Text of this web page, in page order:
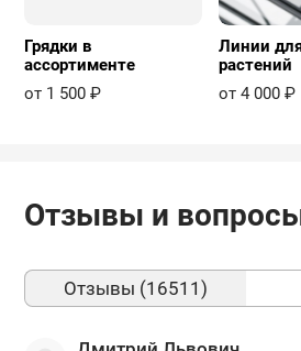
Грядки в
ассортименте
от 1 500 ₽
Линии
растений
от 4 000 ₽
Отзывы и
Отзывы (16511)